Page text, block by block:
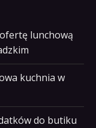
lunchową
kuchnia w
do butiku